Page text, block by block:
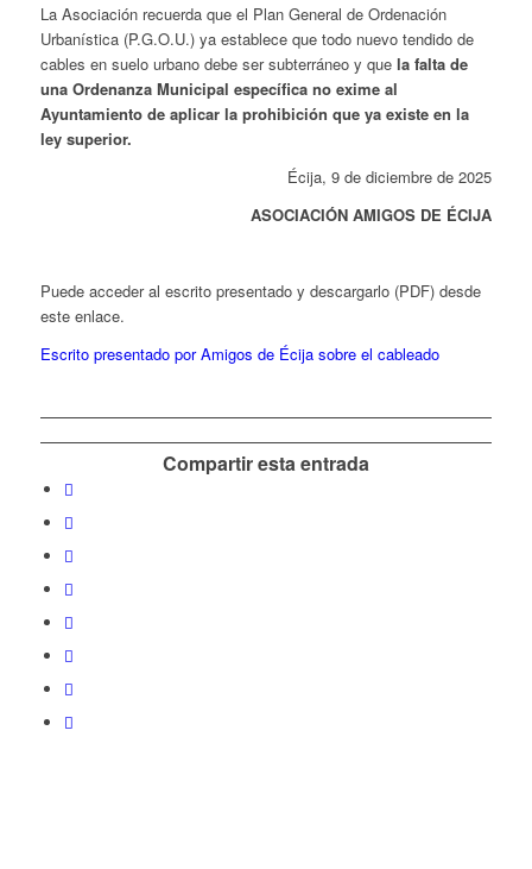
La Asociación recuerda que el Plan General de Ordenación
Urbanística (P.G.O.U.) ya establece que todo nuevo tendido de
cables en suelo urbano debe ser subterráneo y que la falta de
una Ordenanza Municipal específica no exime al
Ayuntamiento de aplicar la prohibición que ya existe en la
ley superior.
Écija, 9 de diciembre de 2025
ASOCIACIÓN AMIGOS DE ÉCIJA
Puede acceder al escrito presentado y descargarlo (PDF) desde
este enlace.
Escrito presentado por Amigos de Écija sobre el cableado
Compartir esta entrada